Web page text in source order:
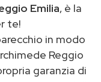
Emilia, è la
te!
in modo
Reggio
garanzia di